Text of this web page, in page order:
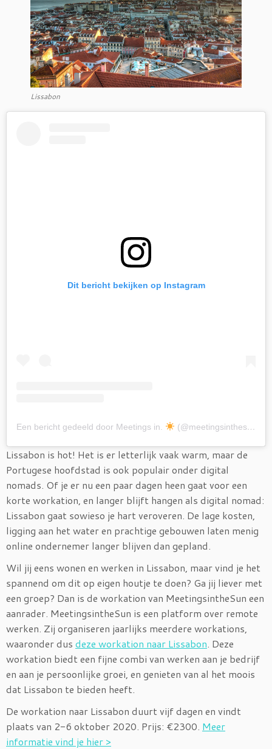
Lissabon
Dit bericht bekijken op Instagram
Een bericht gedeeld door Meetings in. (@meetingsinthesunnl)
Lissabon is hot! Het is er letterlijk vaak warm, maar de
Portugese hoofdstad is ook populair onder digital
nomads. Of je er nu een paar dagen heen gaat voor een
korte workation, en langer blijft hangen als digital nomad:
Lissabon gaat sowieso je hart veroveren. De lage kosten,
ligging aan het water en prachtige gebouwen laten menig
online ondernemer langer blijven dan gepland.
Wil jij eens wonen en werken in Lissabon, maar vind je het
spannend om dit op eigen houtje te doen? Ga jij liever met
een groep? Dan is de workation van MeetingsintheSun een
aanrader. MeetingsintheSun is een platform over remote
werken. Zij organiseren jaarlijks meerdere workations,
waaronder dus deze workation naar Lissabon. Deze
workation biedt een fijne combi van werken aan je bedrijf
en aan je persoonlijke groei, en genieten van al het moois
dat Lissabon te bieden heeft.
De workation naar Lissabon duurt vijf dagen en vindt
plaats van 2-6 oktober 2020. Prijs: €2300. Meer
informatie vind je hier >